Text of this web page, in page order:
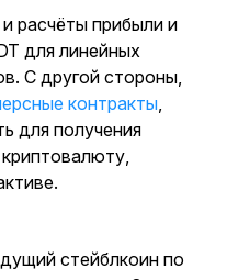
расчёты прибыли и
для линейных
С другой стороны,
контракты,
для получения
стейблкоин по